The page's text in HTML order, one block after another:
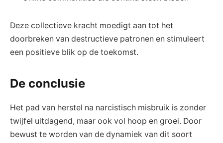
Deze collectieve kracht moedigt aan tot het
doorbreken van destructieve patronen en stimuleert
een positieve blik op de toekomst.
De conclusie
Het pad van herstel na narcistisch misbruik is zonder
twijfel uitdagend, maar ook vol hoop en groei. Door
bewust te worden van de dynamiek van dit soort